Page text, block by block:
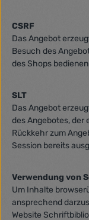
CSRF
Das Angebot
Besuch des
des Shops
SLT
Das Angebot
des Angebotes, der
Rückkehr zum
Session bereits
Verwendung von
Um Inhalte
ansprechend
Website